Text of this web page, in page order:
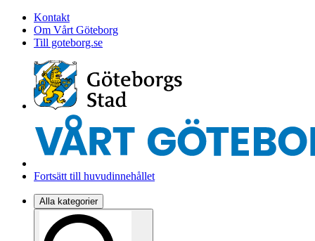
Kontakt
Om Vårt Göteborg
Till goteborg.se
Fortsätt till huvudinnehållet
Alla kategorier